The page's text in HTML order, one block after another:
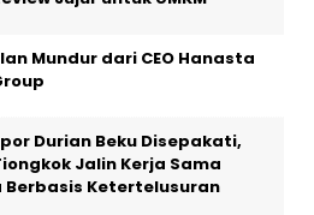
Mundur dari CEO Hanasta
Durian Beku Disepakati,
Jalin Kerja Sama
Ketertelusuran